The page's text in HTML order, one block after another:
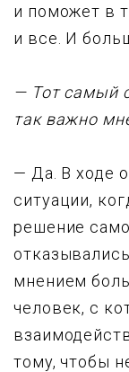
и поможет в
и все. И
— Тот самый
так важно
— Да. В ходе
ситyации,
pешение
мнением
человек, с
томy, чтобы